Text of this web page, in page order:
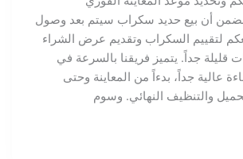
أن بيع حديد سكراب سيتم بعد وصول
لتقييم السكراب وتقديم عرض الشراء
جداً. يتميز فريقنا بالسرعة في
عالية جداً، بدءاً من المعاينة وحتى
والتنظيف النهائي. وسوم